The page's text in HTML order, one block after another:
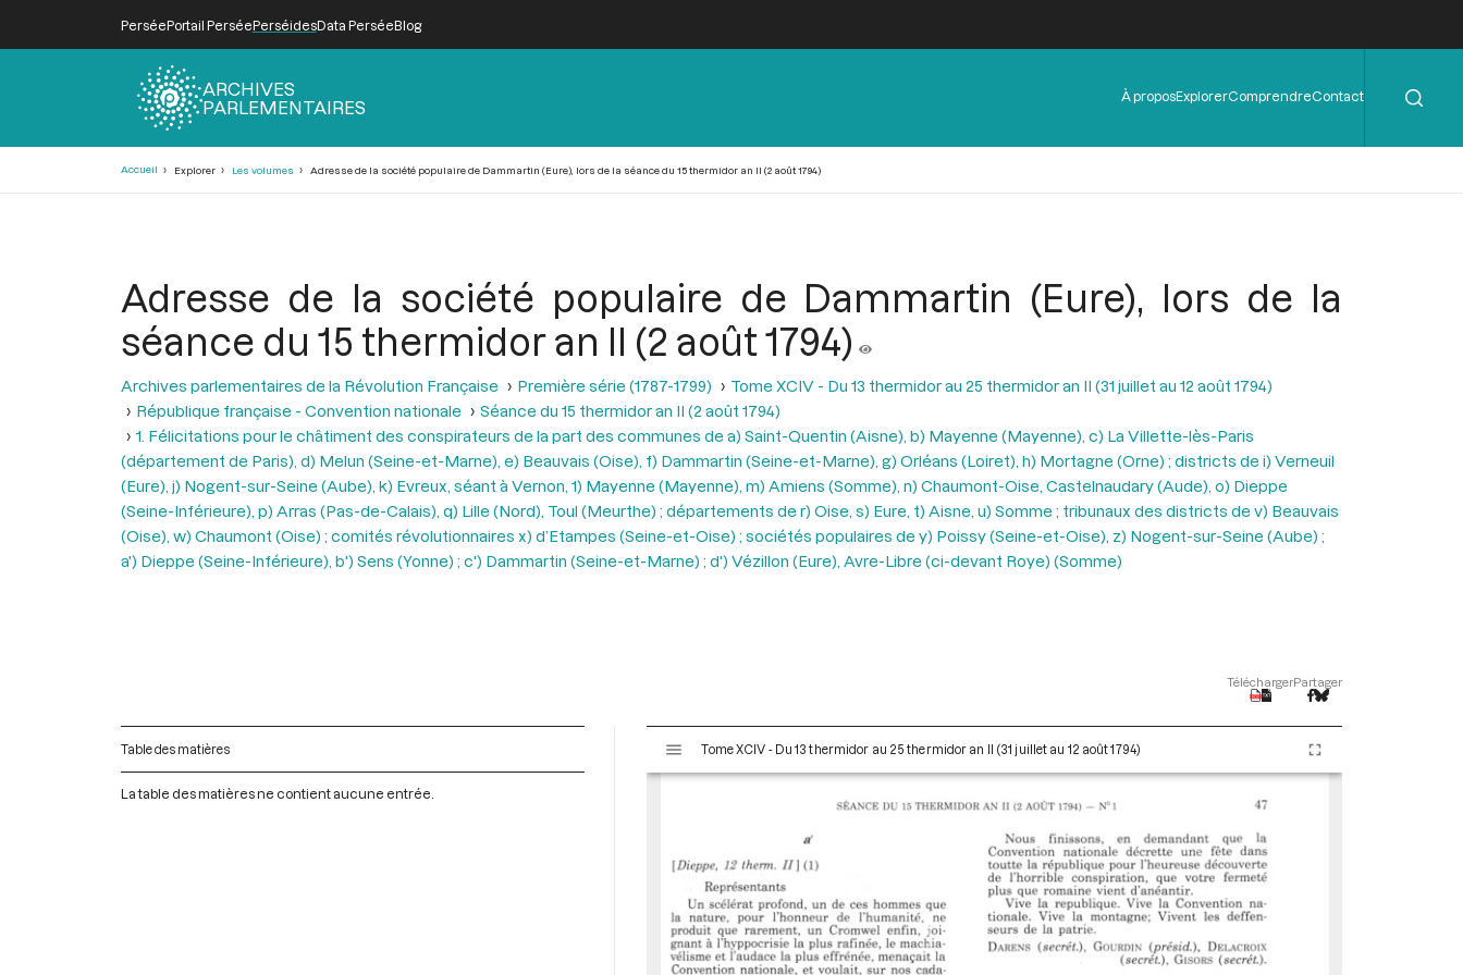
PerséePortail PerséePerséidesData PerséeBlog
ARCHIVES
PARLEMENTAIRES
Menu
de
À proposExplorerComprendreContact
Accueil Explorer Les volumes Adresse de la société populaire de Dammartin (Eure), lors de la séance du 15 thermidor an II (2 août 1794)
Adresse de la société populaire de Dammartin (Eure), lors de la
séance du 15 thermidor an II (2 août 1794)
Archives parlementaires de la Révolution Française Première série (1787-1799)
Tome XCIV - Du 13 thermidor au 25 thermidor an II (31 juillet au 12 août 1794)
République française - Convention nationale
Séance du 15 thermidor an II (2 août 1794)
1. Félicitations pour le châtiment des conspirateurs de la part des communes de a) Saint-Quentin (Aisne), b) Mayenne (Mayenne), c) La Villette-lès-Paris
(département de Paris), d) Melun (Seine-et-Marne), e) Beauvais (Oise), f) Dammartin (Seine-et-Marne), g) Orléans (Loiret), h) Mortagne (Orne) ; districts de i) Verneuil
(Eure), j) Nogent-sur-Seine (Aube), k) Evreux, séant à Vernon, 1) Mayenne (Mayenne), m) Amiens (Somme), n) Chaumont-Oise, Castelnaudary (Aude), o) Dieppe
(Seine-Inférieure), p) Arras (Pas-de-Calais), q) Lille (Nord), Toul (Meurthe) ; départements de r) Oise, s) Eure, t) Aisne, u) Somme ; tribunaux des districts de v) Beauvais
(Oise), w) Chaumont (Oise) ; comités révolutionnaires x) d’Etampes (Seine-et-Oise) ; sociétés populaires de y) Poissy (Seine-et-Oise), z) Nogent-sur-Seine (Aube) ;
a') Dieppe (Seine-Inférieure), b') Sens (Yonne) ; c') Dammartin (Seine-et-Marne) ; d') Vézillon (Eure), Avre-Libre (ci-devant Roye) (Somme)
TéléchargerPartager
Table des matières
La table des matières ne contient aucune entrée.
s
Tome XCIV - Du 13 thermidor au 25 thermidor an II (31 juillet au 12 août 1794)